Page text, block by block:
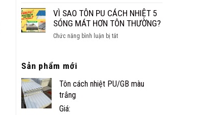
TẾ
Ở
CÀ
PANEL
CÓ
KHÔNG?
BAO
VÌ SAO TÔN PU CÁCH NHIỆT 5
SÓNG MÁT HƠN TÔN THƯỜNG?
Chức năng bình luận bị tắtở
CÁCH
Sản phẩm mới
Tôn cách nhiệt PU/GB màu
trắng
Giá: